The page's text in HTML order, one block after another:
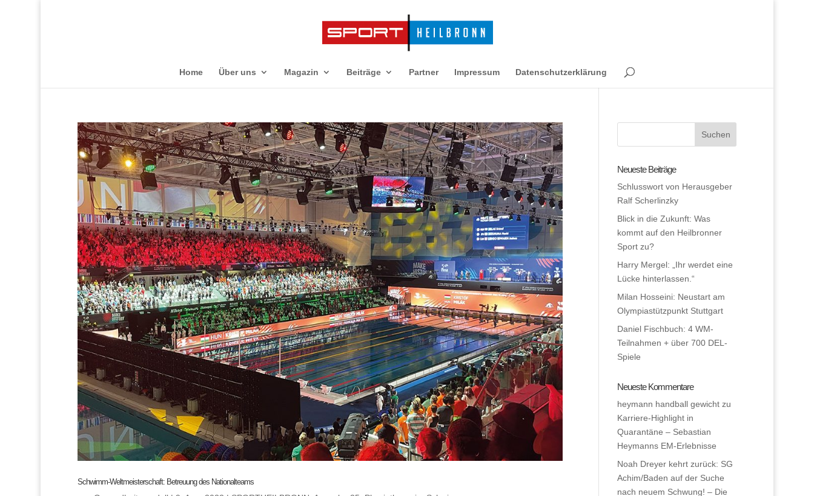
Home Über uns Magazin Beiträge Partner Impressum Datenschutzerklärung
Schwimm-Weltmeisterschaft: Betreuung des Nationalteams
Neueste Beiträge
Schlusswort von Herausgeber
Ralf Scherlinzky
Blick in die Zukunft: Was
kommt auf den Heilbronner
Sport zu?
Harry Mergel: „Ihr werdet eine
Lücke hinterlassen.“
Milan Hosseini: Neustart am
Olympiastützpunkt Stuttgart
Daniel Fischbuch: 4 WM-
Teilnahmen + über 700 DEL-
Spiele
Neueste Kommentare
heymann handball gewicht zu
Karriere-Highlight in
Quarantäne – Sebastian
Heymanns EM-Erlebnisse
Noah Dreyer kehrt zurück: SG
Achim/Baden auf der Suche
nach neuem Schwung! – Die